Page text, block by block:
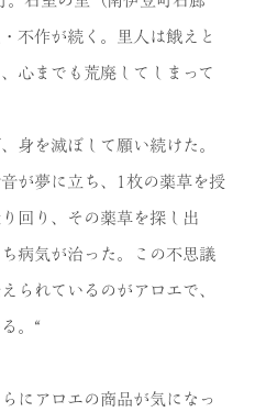
不作が続く。里人は餓えと
心までも荒廃してしまって
身を滅ぼして願い続けた。
が夢に立ち、1枚の薬草を授
回り、その薬草を探し出
病気が治った。この不思議
られているのがアロエで、
。“
にアロエの商品が気になっ